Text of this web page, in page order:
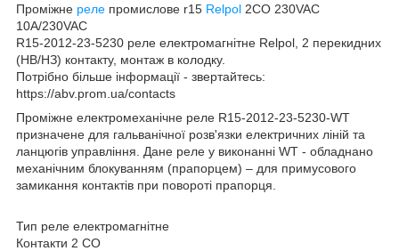
Проміжне реле промислове r15 Relpol 2CO 230VAC
10A/230VAC
R15-2012-23-5230 реле електромагнітне Relpol, 2 перекидних
(НВ/НЗ) контакту, монтаж в колодку.
Потрібно більше інформації - звертайтесь:
https://abv.prom.ua/contacts
Проміжне електромеханічне реле R15-2012-23-5230-WT
призначене для гальванічної розв'язки електричних ліній та
ланцюгів управління. Дане реле у виконанні WT - обладнано
механічним блокуванням (прапорцем) – для примусового
замикання контактів при повороті прапорця.
Тип реле електромагнітне
Контакти 2 CO